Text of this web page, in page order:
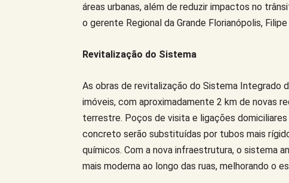
áreas urbanas, além de reduzir impactos no
o gerente Regional da Grande Florianópolis,
Revitalização do Sistema
As obras de revitalização do Sistema Integrado
imóveis, com aproximadamente 2 km de novas
terrestre. Poços de visita e ligações
concreto serão substituídas por tubos mais
químicos. Com a nova infraestrutura, o sistema
mais moderna ao longo das ruas, melhorando o